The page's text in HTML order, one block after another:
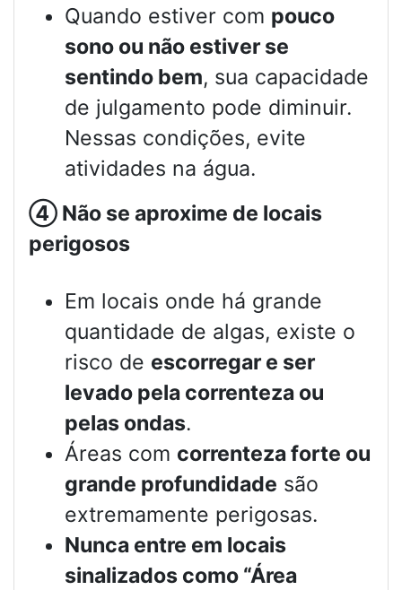
Quando estiver com pouco
sono ou não estiver se
sentindo bem, sua capacidade
de julgamento pode diminuir.
Nessas condições, evite
atividades na água.
④ Não se aproxime de locais
perigosos
Em locais onde há grande
quantidade de algas, existe o
risco de escorregar e ser
levado pela correnteza ou
pelas ondas.
Áreas com correnteza forte ou
grande profundidade são
extremamente perigosas.
Nunca entre em locais
sinalizados como “Área